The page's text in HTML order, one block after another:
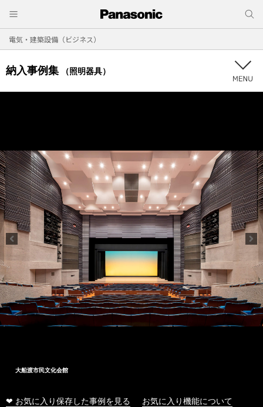
電気・建築設備（ビジネス）
納入事例集 （照明器具）
大船渡市民文化会館
❤ お気に入り保存した事例を見る お気に入り機能について